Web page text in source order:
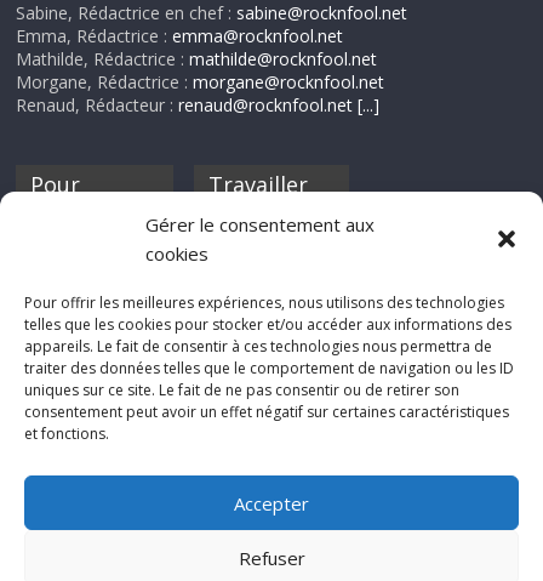
Gérer le consentement aux
cookies
Pour offrir les meilleures expériences, nous utilisons des technologies
telles que les cookies pour stocker et/ou accéder aux informations des
appareils. Le fait de consentir à ces technologies nous permettra de
traiter des données telles que le comportement de navigation ou les ID
uniques sur ce site. Le fait de ne pas consentir ou de retirer son
consentement peut avoir un effet négatif sur certaines caractéristiques
et fonctions.
Accepter
Refuser
Sabine, Rédactrice en chef : sabine@rocknfool.net
Emma, Rédactrice :emma@rocknfool.net
Mathilde, Rédactrice :mathilde@rocknfool.net
Morgane, Rédactrice :morgane@rocknfool.net
Renaud, Rédacteur :renaud@rocknfool.net [...]
Pour
discothèque
Travailler
Si tu souhaites
Rocknfool, n'hésite
pas à nous envoyer
tes chroniques de
concerts, de films,
séries ou des billets
d'humeur :
net